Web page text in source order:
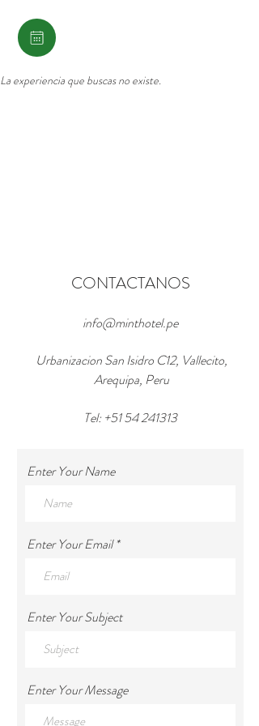
La experiencia que buscas no existe.
CONTACTANOS
info@minthotel.pe
Urbanizacion San Isidro C12, Vallecito,
Arequipa, Peru
Tel: +51 54 241313
Enter Your Name
Enter Your Email
Enter Your Subject
Enter Your Message